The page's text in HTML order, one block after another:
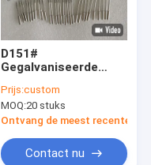
D151#
Gegalvaniseerde
met 2,2 mm
Kopdiameter en
Slijtvaste
Prijs:custom
MOQ:20 stuks
Ontvang de meest recente
Contact nu